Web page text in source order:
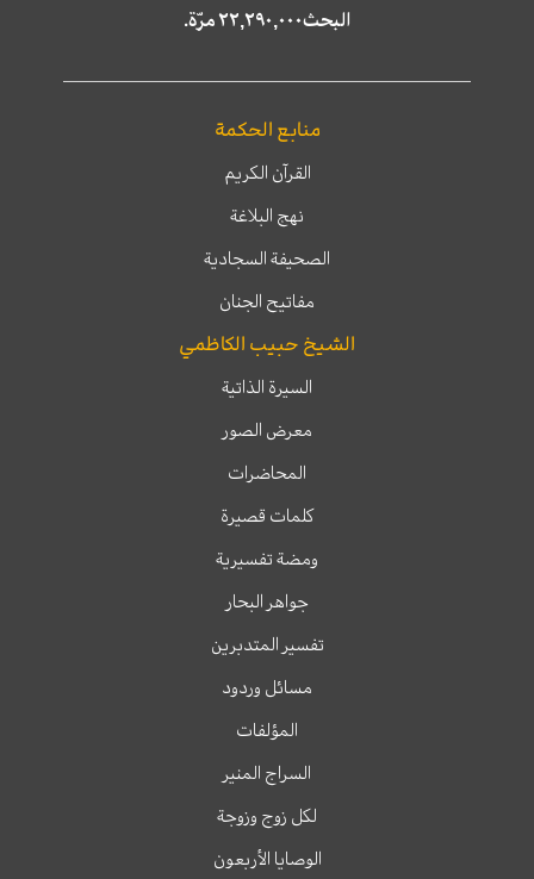
البحث٢٢,٢٩٠,٠٠٠ مرّة.
منابع الحكمة
القرآن الكريم
نهج البلاغة
الصحيفة السجادية
مفاتيح الجنان
الشيخ حبيب الكاظمي
السيرة الذاتية
معرض الصور
المحاضرات
كلمات قصيرة
ومضة تفسيرية
جواهر البحار
تفسير المتدبرين
مسائل وردود
المؤلفات
السراج المنير
لكل زوج وزوجة
الوصايا الأربعون